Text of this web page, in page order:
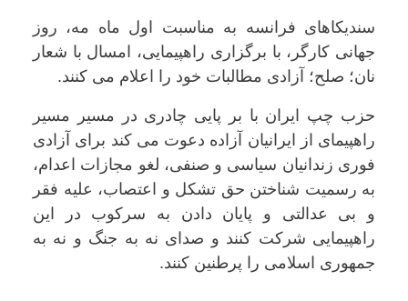
سندیکاهای فرانسه به مناسبت اول ماه مه، روز
جهانی کارگر، با برگزاری راهپیمایی، امسال با شعار
نان؛ صلح؛ آزادی مطالبات خود را اعلام می کنند.
حزب چپ ایران با بر پایی چادری در مسیر مسیر
راهپیمای از ایرانیان آزاده دعوت می کند برای آزادی
فوری زندانیان سیاسی و صنفی، لغو مجازات اعدام،
به رسمیت شناختن حق تشکل و اعتصاب، علیه فقر
و بی عدالتی و پایان دادن به سرکوب در این
راهپیمایی شرکت کنند و صدای نه به جنگ و نه به
جمهوری اسلامی را پرطنین کنند.